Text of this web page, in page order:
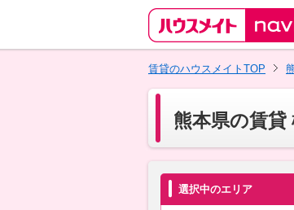
賃貸のハウスメイトTOP
熊本県の賃貸
選択中のエリア